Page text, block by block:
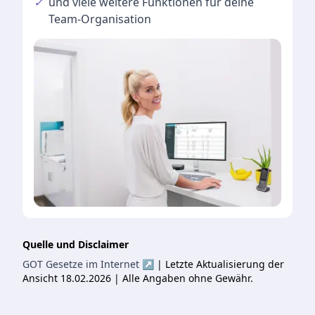
Team-Organisation
Quelle und Disclaimer
GOT Gesetze im Internet ↗ | Letzte Aktualisierung der
Ansicht 18.02.2026 | Alle Angaben ohne Gewähr.